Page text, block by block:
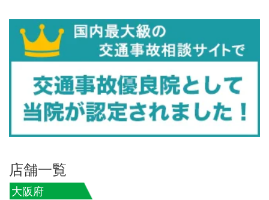
店舗一覧
大阪府